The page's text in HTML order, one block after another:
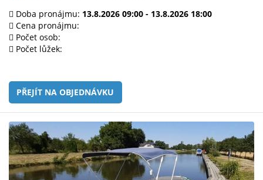
Doba pronájmu: 13.8.2026 09:00 - 13.8.2026 18:00
Cena pronájmu:
Počet osob:
Počet lůžek:
PŘEJÍT NA OBJEDNÁVKU